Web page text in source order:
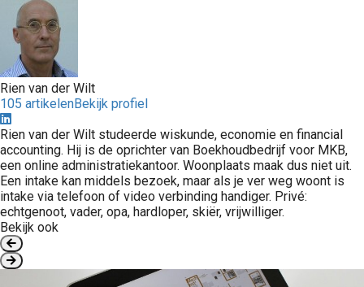
Rien van der Wilt
105 artikelenBekijk profiel
Rien van der Wilt studeerde wiskunde, economie en financial
accounting. Hij is de oprichter van Boekhoudbedrijf voor MKB,
een online administratiekantoor. Woonplaats maak dus niet uit.
Een intake kan middels bezoek, maar als je ver weg woont is
intake via telefoon of video verbinding handiger. Privé:
echtgenoot, vader, opa, hardloper, skiër, vrijwilliger.
Bekijk ook